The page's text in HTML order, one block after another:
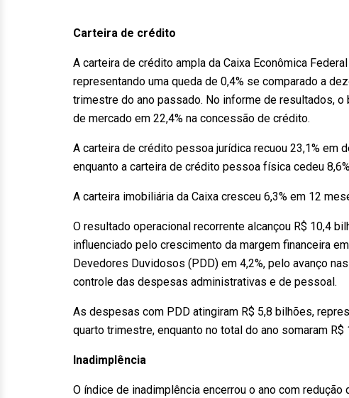
Carteira de crédito
A carteira de crédito ampla da Caixa Econômica
representando uma queda de 0,4% se comparado a
trimestre do ano passado. No informe de resultados,
de mercado em 22,4% na concessão de crédito.
A carteira de crédito pessoa jurídica recuou 23,1%
enquanto a carteira de crédito pessoa física cedeu
A carteira imobiliária da Caixa cresceu 6,3% em 12
O resultado operacional recorrente alcançou R$ 10,4
influenciado pelo crescimento da margem financeira
Devedores Duvidosos (PDD) em 4,2%, pelo avanço
controle das despesas administrativas e de pessoal.
As despesas com PDD atingiram R$ 5,8 bilhões,
quarto trimestre, enquanto no total do ano somaram
Inadimplência
O índice de inadimplência encerrou o ano com